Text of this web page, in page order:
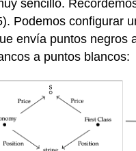
sencillo.
Podemos configurar
envía puntos negros
a puntos blancos: